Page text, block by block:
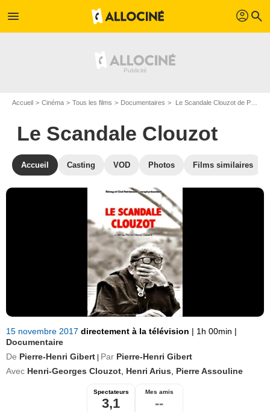
menu profil search
Accueil Cinéma Tous les films Documentaires Le Scandale Clouzot de Pierre-Henri Gibert
Le Scandale Clouzot
Accueil Casting VOD Photos Films similaires
15 novembre 2017 directement à la télévision | 1h 00min |
Documentaire
De Pierre-Henri Gibert Par Pierre-Henri Gibert
Avec Henri-Georges Clouzot Henri Arius Pierre Assouline
Spectateurs
3,1
Mes amis
--